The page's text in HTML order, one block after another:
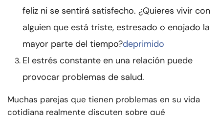
feliz ni se sentirá satisfecho. ¿Quieres vivir con
alguien que está triste, estresado o enojado la
mayor parte del tiempo?deprimido
El estrés constante en una relación puede
provocar problemas de salud.
Muchas parejas que tienen problemas en su vida
cotidiana realmente discuten sobre qué